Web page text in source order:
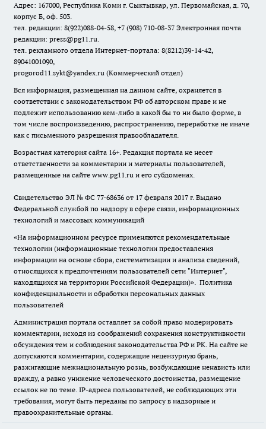
Адрес: 167000, Республика Коми г. Сыктывкар, ул. Первомайская, д. 70,
корпус Б, оф. 503.
тел. редакции: 8(922)088-04-58, +7 (908) 710-08-37 Электронная почта
редакции: press@pg11.ru.
тел. рекламного отдела Интернет-портала: 8(8212)39-14-42,
89041001090,
progorod11.sykt@yandex.ru (Коммерческий отдел)
Вся информация, размещенная на данном сайте, охраняется в
соответствии с законодательством РФ об авторском праве и не
подлежит использованию кем-либо в какой бы то ни было форме, в
том числе воспроизведению, распространению, переработке не иначе
как с письменного разрешения правообладателя.
Возрастная категория сайта 16+. Редакция портала не несет
ответственности за комментарии и материалы пользователей,
размещенные на сайте www.pg11.ru и его субдоменах.
Свидетельство ЭЛ № ФС 77-68636 от 17 февраля 2017 г. Выдано
Федеральной службой по надзору в сфере связи, информационных
технологий и массовых коммуникаций
«На информационном ресурсе применяются рекомендательные
технологии (информационные технологии предоставления
информации на основе сбора, систематизации и анализа сведений,
относящихся к предпочтениям пользователей сети "Интернет",
находящихся на территории Российской Федерации)». Политика
конфиденциальности и обработки персональных данных
пользователей
Администрация портала оставляет за собой право модерировать
комментарии, исходя из соображений сохранения конструктивности
обсуждения тем и соблюдения законодательства РФ и РК. На сайте не
допускаются комментарии, содержащие нецензурную брань,
разжигающие межнациональную рознь, возбуждающие ненависть или
вражду, а равно унижение человеческого достоинства, размещение
ссылок не по теме. IP-адреса пользователей, не соблюдающих эти
требования, могут быть переданы по запросу в надзорные и
правоохранительные органы.